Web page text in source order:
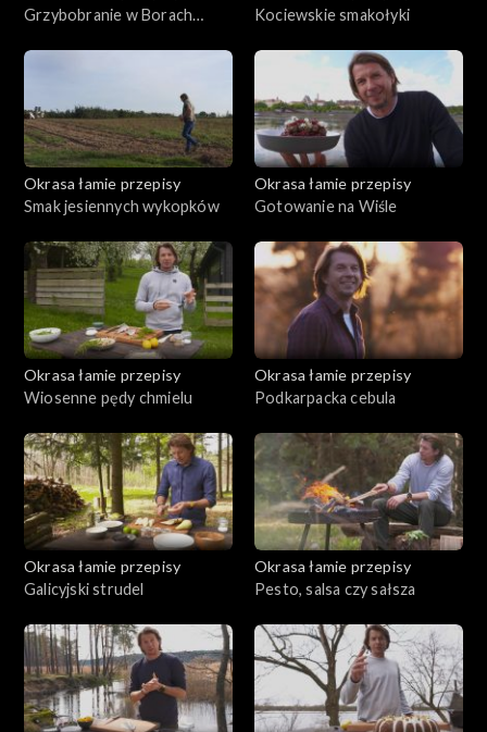
Grzybobranie w Borach
Kociewskie smakołyki
Okrasa łamie przepisy
Smak jesiennych wykopków
Okrasa łamie przepisy
Gotowanie na Wiśle
Okrasa łamie przepisy
Wiosenne pędy chmielu
Okrasa łamie przepisy
Podkarpacka cebula
Okrasa łamie przepisy
Galicyjski strudel
Okrasa łamie przepisy
Pesto, salsa czy sałsza